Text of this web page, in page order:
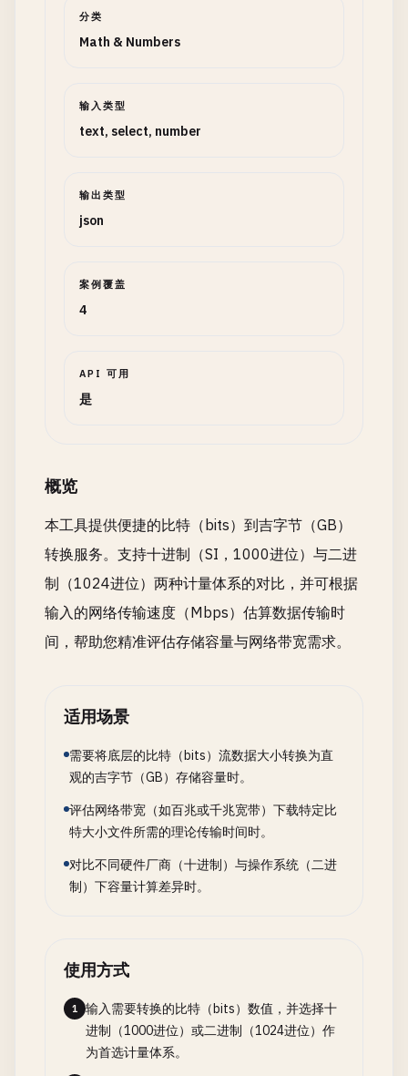
分类
Math & Numbers
输入类型
text, select, number
输出类型
json
案例覆盖
4
API 可用
是
概览
本工具提供便捷的比特（bits）到吉字节（GB）
转换服务。支持十进制（SI，1000进位）与二进
制（1024进位）两种计量体系的对比，并可根据
输入的网络传输速度（Mbps）估算数据传输时
间，帮助您精准评估存储容量与网络带宽需求。
适用场景
需要将底层的比特（bits）流数据大小转换为直
观的吉字节（GB）存储容量时。
评估网络带宽（如百兆或千兆宽带）下载特定比
特大小文件所需的理论传输时间时。
对比不同硬件厂商（十进制）与操作系统（二进
制）下容量计算差异时。
使用方式
1
输入需要转换的比特（bits）数值，并选择十
进制（1000进位）或二进制（1024进位）作
为首选计量体系。